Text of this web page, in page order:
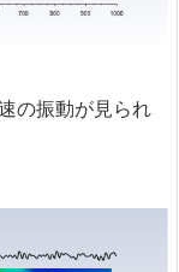
の振動が見られ